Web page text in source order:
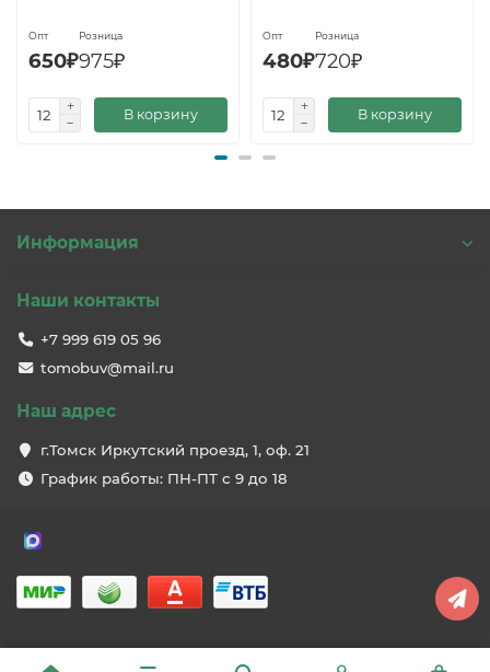
Опт
650₽
Розница
975₽
В корзину
Опт
480₽
Розница
720₽
В корзину
Информация
Наши контакты
+7 999 619 05 96
tomobuv@mail.ru
Наш адрес
г.Томск Иркутский проезд, 1, оф. 21
График работы: ПН-ПТ с 9 до 18